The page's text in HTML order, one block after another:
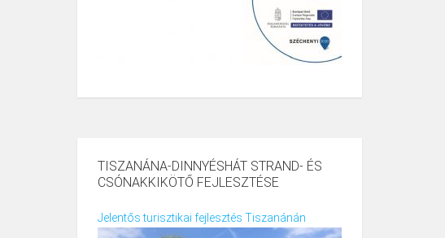
TISZANÁNA-DINNYÉSHÁT STRAND- ÉS
CSÓNAKKIKÖTŐ FEJLESZTÉSE
Jelentős turisztikai fejlesztés Tiszanánán